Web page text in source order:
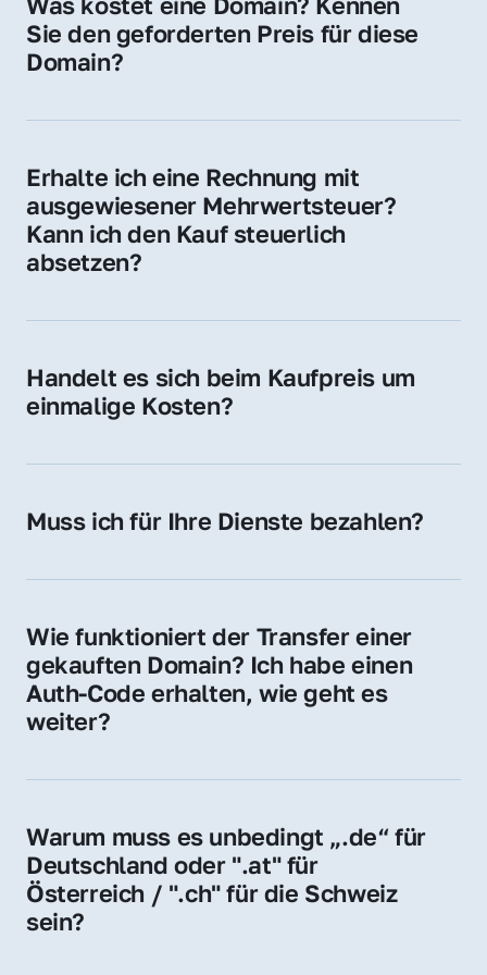
Adressen oder als digitale Investition.
Sie den geforderten Preis für diese
Domain?
Domain liegt ein konkreter Kaufpreis vor –
unverbindliches Angebot.
Erhalte ich eine Rechnung mit
ausgewiesener Mehrwertsteuer?
Kann ich den Kauf steuerlich
absetzen?
Für Unternehmen ist der Kauf in der Regel
Handelt es sich beim Kaufpreis um
einmalige Kosten?
späteren Betrieb der Domain (z. B. beim
Gebühren an. Diese bewegen sich für .de
Muss ich für Ihre Dienste bezahlen?
der Domain – ohne zusätzliche Vermittlungs-
Wie funktioniert der Transfer einer
gekauften Domain? Ich habe einen
Auth-Code erhalten, wie geht es
weiter?
Provider, die Domain zu übernehmen. Gerne
schnellen Prozess.
Warum muss es unbedingt „.de“ für
Deutschland oder ".at" für
Österreich / ".ch" für die Schweiz
sein?